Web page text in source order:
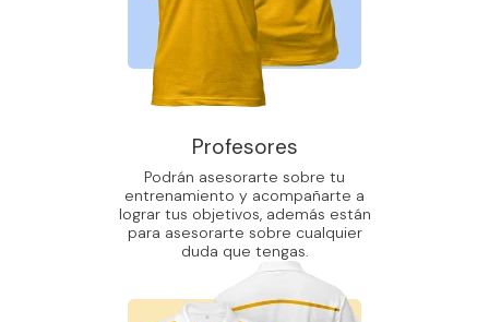
Profesores
Podrán asesorarte sobre tu
entrenamiento y acompañarte a
lograr tus objetivos, además están
para asesorarte sobre cualquier
duda que tengas.